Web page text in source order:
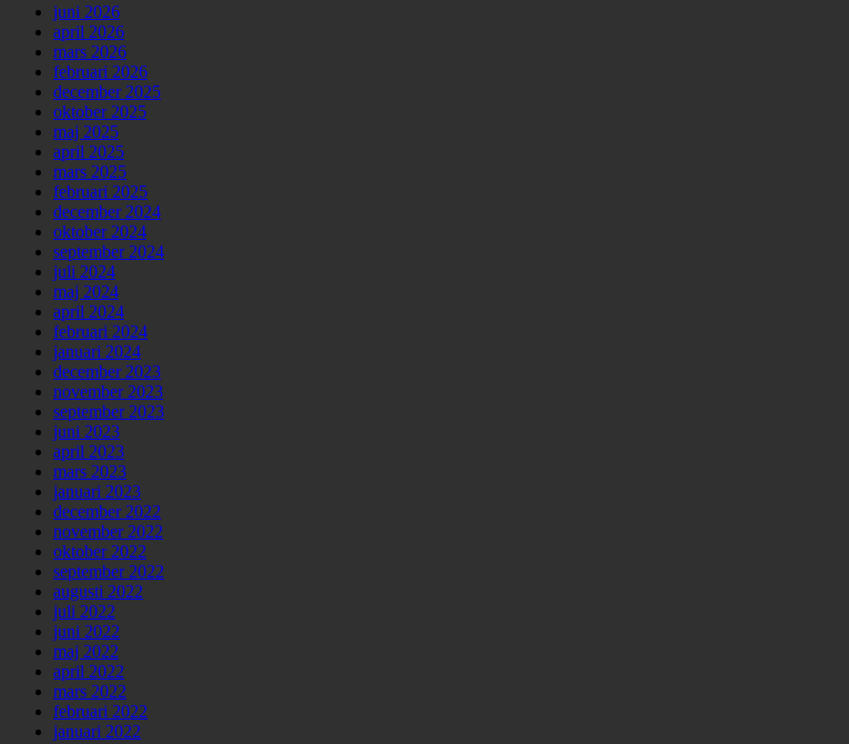
juni 2026
april 2026
mars 2026
februari 2026
december 2025
oktober 2025
maj 2025
april 2025
mars 2025
februari 2025
december 2024
oktober 2024
september 2024
juli 2024
maj 2024
april 2024
februari 2024
januari 2024
december 2023
november 2023
september 2023
juni 2023
april 2023
mars 2023
januari 2023
december 2022
november 2022
oktober 2022
september 2022
augusti 2022
juli 2022
juni 2022
maj 2022
april 2022
mars 2022
februari 2022
januari 2022